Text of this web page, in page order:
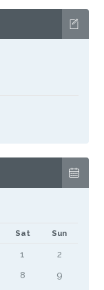
Sat Sun
1
2
8
9